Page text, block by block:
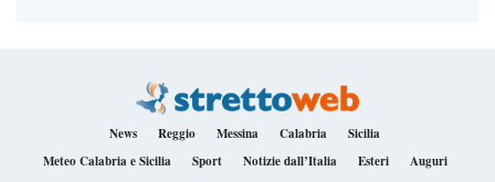
News Reggio Messina Calabria
Sicilia
Meteo Calabria e Sicilia
Sport Notizie dall’Italia Esteri Auguri